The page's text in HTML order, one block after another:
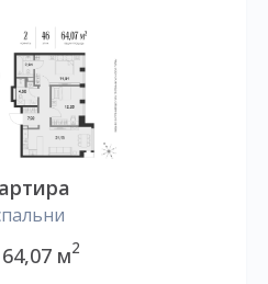
64,07 м2